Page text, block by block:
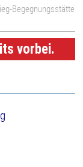
Begegnungsstätte
vorbei.